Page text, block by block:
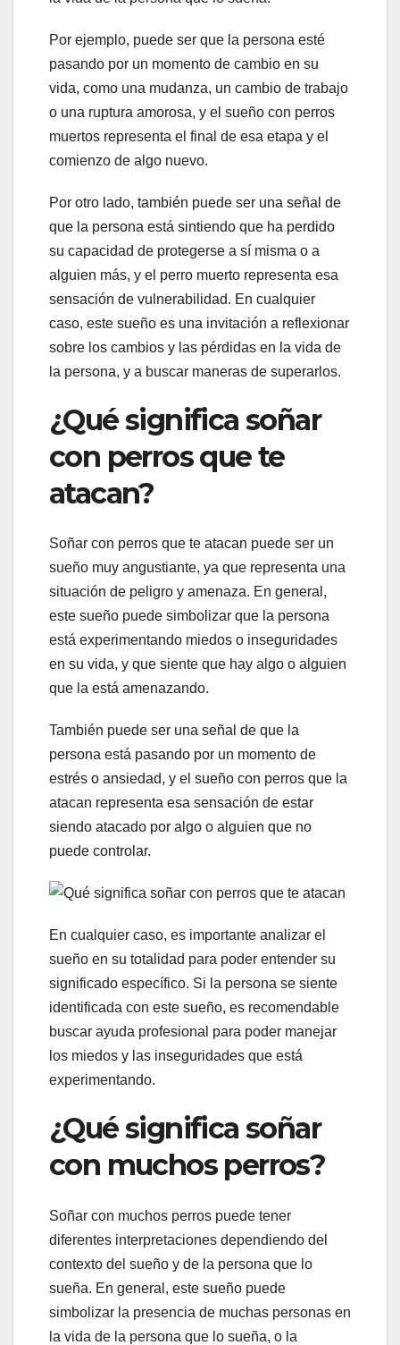
Por ejemplo, puede ser que la persona esté
pasando por un momento de cambio en su
vida, como una mudanza, un cambio de trabajo
o una ruptura amorosa, y el sueño con perros
muertos representa el final de esa etapa y el
comienzo de algo nuevo.
Por otro lado, también puede ser una señal de
que la persona está sintiendo que ha perdido
su capacidad de protegerse a sí misma o a
alguien más, y el perro muerto representa esa
sensación de vulnerabilidad. En cualquier
caso, este sueño es una invitación a reflexionar
sobre los cambios y las pérdidas en la vida de
la persona, y a buscar maneras de superarlos.
¿Qué significa soñar
con perros que te
atacan?
Soñar con perros que te atacan puede ser un
sueño muy angustiante, ya que representa una
situación de peligro y amenaza. En general,
este sueño puede simbolizar que la persona
está experimentando miedos o inseguridades
en su vida, y que siente que hay algo o alguien
que la está amenazando.
También puede ser una señal de que la
persona está pasando por un momento de
estrés o ansiedad, y el sueño con perros que la
atacan representa esa sensación de estar
siendo atacado por algo o alguien que no
puede controlar.
En cualquier caso, es importante analizar el
sueño en su totalidad para poder entender su
significado específico. Si la persona se siente
identificada con este sueño, es recomendable
buscar ayuda profesional para poder manejar
los miedos y las inseguridades que está
experimentando.
¿Qué significa soñar
con muchos perros?
Soñar con muchos perros puede tener
diferentes interpretaciones dependiendo del
contexto del sueño y de la persona que lo
sueña. En general, este sueño puede
simbolizar la presencia de muchas personas en
la vida de la persona que lo sueña, o la